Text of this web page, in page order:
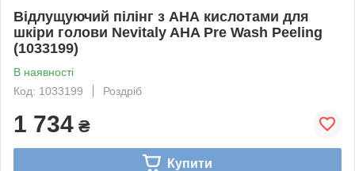
Відлущуючий пілінг з АНА кислотами для
шкіри голови Nevitaly AHA Pre Wash Peeling
(1033199)
В наявності
Код: 1033199
Роздріб
1 734 ₴
Купити